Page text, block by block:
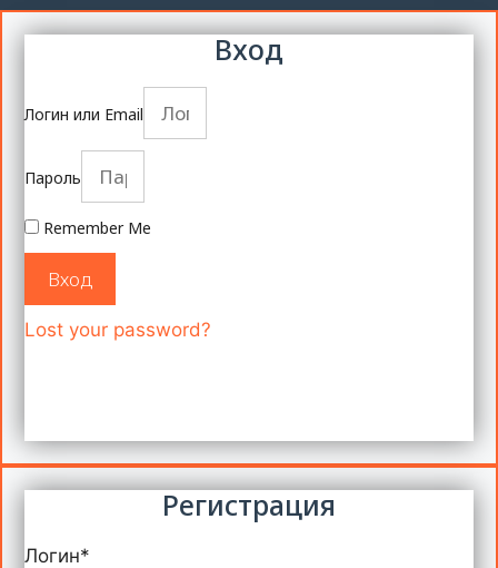
Вход
Логин или Email
Пароль
Remember Me
Вход
Lost your password?
Регистрация
Логин*